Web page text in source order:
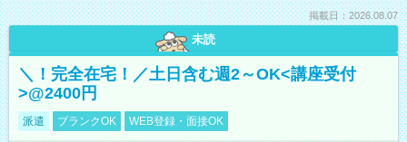
掲載日：2026.08.07
未読
＼！完全在宅！／土日含む週2～OK<講座受付
>@2400円
派遣 ブランクOK WEB登録・面接OK